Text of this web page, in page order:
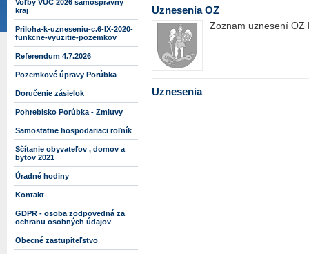
Voľby VÚC 2026 samosprávny
kraj
Priloha-k-uzneseniu-c.6-IX-2020-
funkcne-vyuzitie-pozemkov
Referendum 4.7.2026
Pozemkové úpravy Porúbka
Doručenie zásielok
Pohrebisko Porúbka - Zmluvy
Samostatne hospodariaci roľník
Sčítanie obyvateľov , domov a
bytov 2021
Úradné hodiny
Kontakt
GDPR - osoba zodpovedná za
ochranu osobných údajov
Obecné zastupiteľstvo
Uznesenia OZ
Zoznam uznesení OZ
Uznesenia